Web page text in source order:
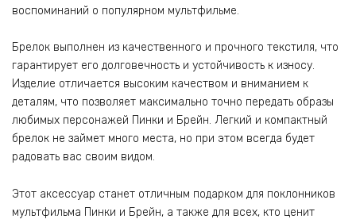
воспоминаний о популярном мультфильме.
Брелок выполнен из качественного и прочного текстиля, что
гарантирует его долговечность и устойчивость к износу.
Изделие отличается высоким качеством и вниманием к
деталям, что позволяет максимально точно передать образы
любимых персонажей Пинки и Брейн. Легкий и компактный
брелок не займет много места, но при этом всегда будет
радовать вас своим видом.
Этот аксессуар станет отличным подарком для поклонников
мультфильма Пинки и Брейн, а также для всех, кто ценит